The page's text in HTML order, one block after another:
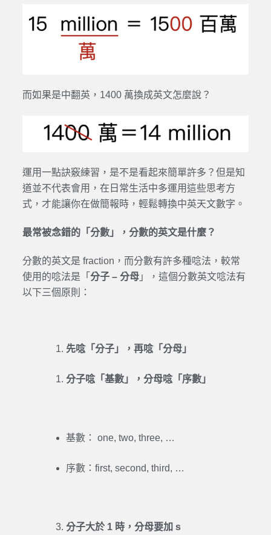
而如果是中翻英，1400 萬換成英文怎麼說？
運用一點訣竅練習，是不是看起來簡單許多？但是知
道並不代表會用，在日常生活中多運用這些思考方
式，才能讓你在做簡報時，輕鬆轉換中英天文數字。
最常被念錯的「分數」，分數的英文是什麼？
分數的英文是 fraction，而分數有許多種唸法，較常
使用的唸法是「 分子 – 分母」，這個分數英文唸法有
以下三個原則：
先唸「分子」，再唸「分母」
分子唸「基數」，分母唸「序數」
基數： one, two, three, …
序數：first, second, third, …
分子大於 1 時，分母要加 s